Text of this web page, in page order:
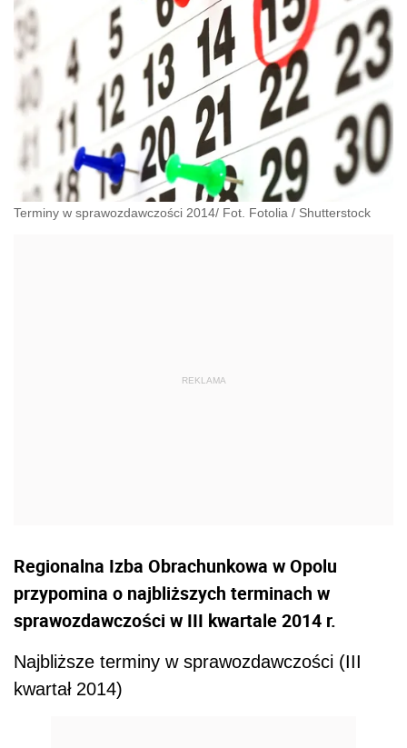
Terminy w sprawozdawczości 2014/ Fot. Fotolia / Shutterstock
Regionalna Izba Obrachunkowa w Opolu
przypomina o najbliższych terminach w
sprawozdawczości w III kwartale 2014 r.
Najbliższe terminy w sprawozdawczości (III
kwartał 2014)